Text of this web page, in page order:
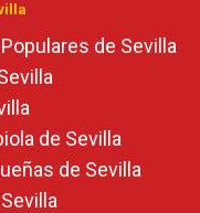
de Sevilla
de Sevilla
de Sevilla